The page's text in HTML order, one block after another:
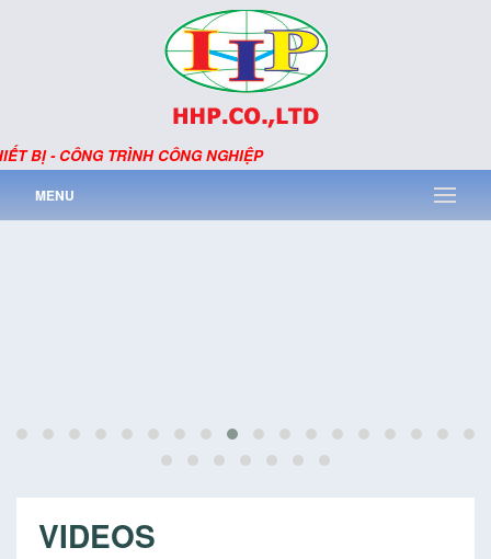
BỊ - CÔNG TRÌNH CÔNG NGHIỆP
MENU
VIDEOS